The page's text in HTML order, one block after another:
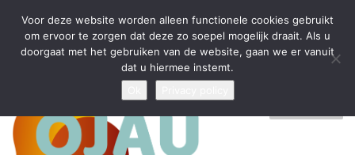
Tijdelijke stop: wegens drukte kan ik beperkt nieuwe zaken aannemen
en vragen beantwoorden
Algemene Voorwaarden
Disclaimer Privacybeleid
Voor deze website worden alleen functionele cookies gebruikt
om ervoor te zorgen dat deze zo soepel mogelijk draait. Als u
doorgaat met het gebruiken van de website, gaan we er vanuit
dat u hiermee instemt.